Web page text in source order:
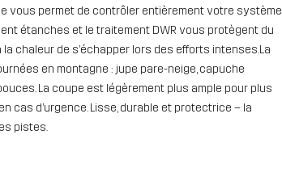
vous permet de contrôler entièrement votre système
étanches et le traitement DWR vous protègent du
chaleur de s’échapper lors des efforts intenses.La
en montagne : jupe pare-neige, capuche
La coupe est légèrement plus ample pour plus
cas d’urgence. Lisse, durable et protectrice – la
pistes.